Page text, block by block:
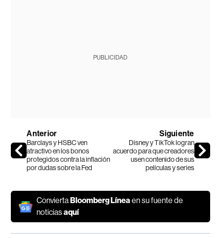
PUBLICIDAD
Anterior
Barclays y HSBC ven
atractivo en los bonos
protegidos contra la inflación
por dudas sobre la Fed
Siguiente
Disney y TikTok logran
acuerdo para que creadores
usen contenido de sus
películas y series
Convierta Bloomberg Líneaen su fuente de
noticiasaquí